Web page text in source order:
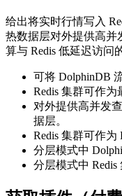
给出将实时行情写入
热数据层对外提供高并
算与 Redis 低延迟访问
可将 DolphinDB
Redis 集群可作为
对外提供高并发
据层。
Redis 集群可作为
分层模式中
分层模式中 Redis